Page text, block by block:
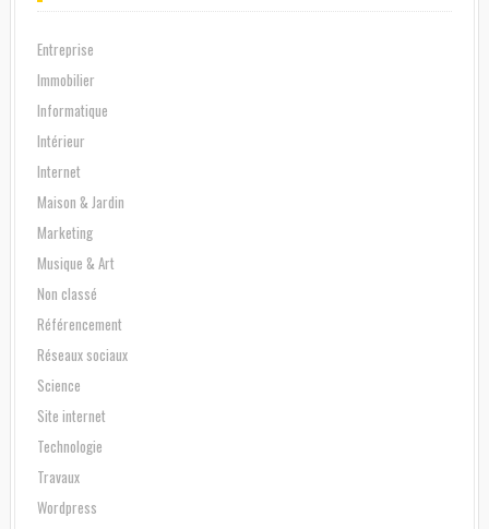
Entreprise
Immobilier
Informatique
Intérieur
Internet
Maison & Jardin
Marketing
Musique & Art
Non classé
Référencement
Réseaux sociaux
Science
Site internet
Technologie
Travaux
Wordpress